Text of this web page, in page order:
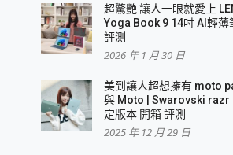
超驚艷 讓人一眼就愛上
Yoga Book 9 14吋 AI輕薄
評測
2026 年 1 月 30 日
美到讓人超想擁有 moto
與 Moto | Swarovski razr
定版本 開箱 評測
2025 年 12 月 29 日